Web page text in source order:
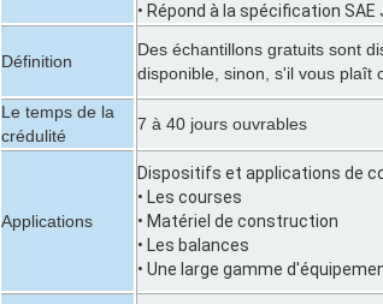
• Répond à la spécification SAE
Définition
Des échantillons gratuits sont
disponible, sinon, s'il vous plaît
Le temps de la
crédulité
7 à 40 jours ouvrables
Applications
Dispositifs et applications de
• Les courses
• Matériel de construction
• Les balances
• Une large gamme